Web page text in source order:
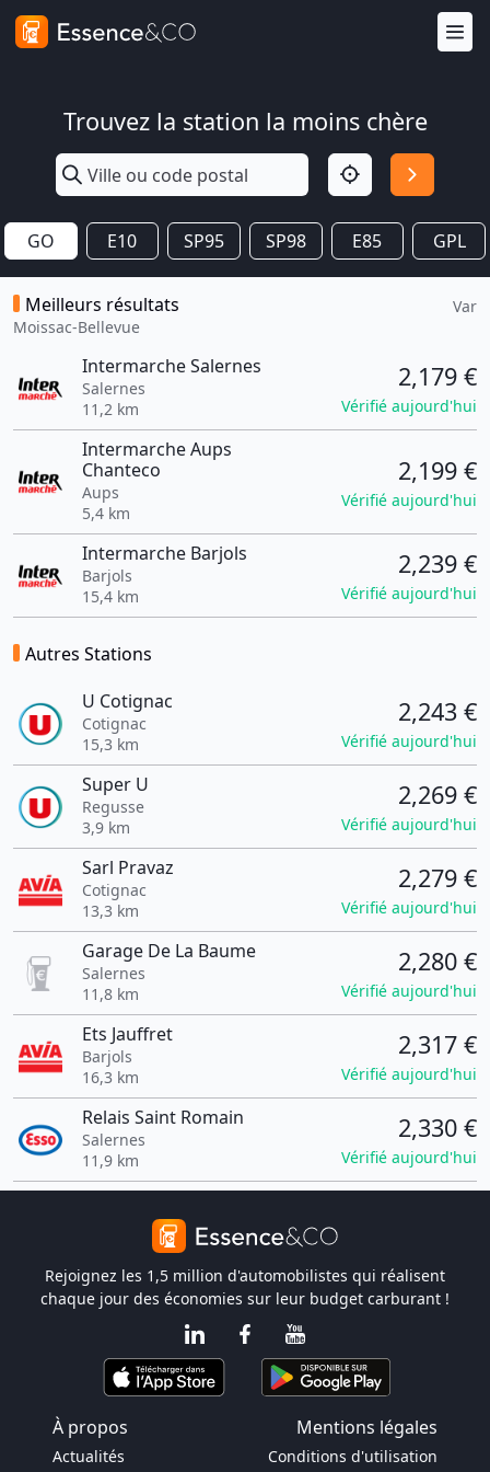
Trouvez la station la moins chère
GO E10 SP95 SP98 E85 GPL
Meilleurs résultats
Moissac-Bellevue
Var
Intermarche Salernes
Salernes
11,2 km
2,179 €
Vérifié aujourd'hui
Intermarche Aups
Chanteco
Aups
5,4 km
2,199 €
Vérifié aujourd'hui
Intermarche Barjols
Barjols
15,4 km
2,239 €
Vérifié aujourd'hui
Autres Stations
U Cotignac
Cotignac
15,3 km
2,243 €
Vérifié aujourd'hui
Super U
Regusse
3,9 km
2,269 €
Vérifié aujourd'hui
Sarl Pravaz
Cotignac
13,3 km
2,279 €
Vérifié aujourd'hui
Garage De La Baume
Salernes
11,8 km
2,280 €
Vérifié aujourd'hui
Ets Jauffret
Barjols
16,3 km
2,317 €
Vérifié aujourd'hui
Relais Saint Romain
Salernes
11,9 km
2,330 €
Vérifié aujourd'hui
Rejoignez les 1,5 million d'automobilistes qui réalisent
chaque jour des économies sur leur budget carburant !
À propos Mentions légales
Actualités
Conditions d'utilisation